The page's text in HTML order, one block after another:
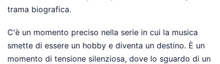
trama biografica.
C'è un momento preciso nella serie in cui la musica
smette di essere un hobby e diventa un destino. È un
momento di tensione silenziosa, dove lo sguardo di un